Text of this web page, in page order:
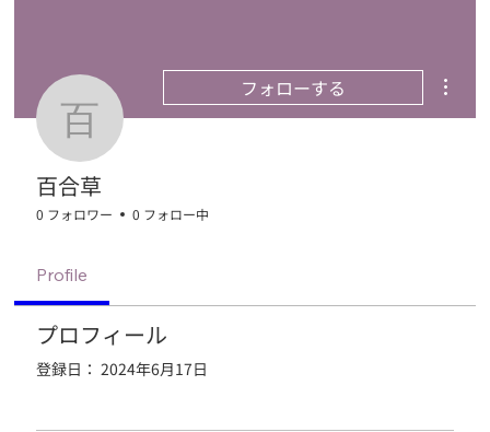
百合草
フォローする
百合草
0 フォロワー 0 フォロー中
Profile
プロフィール
登録日： 2024年6月17日